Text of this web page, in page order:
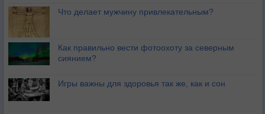
Что делает мужчину привлекательным?
Как правильно вести фотоохоту за северным
сиянием?
Игры важны для здоровья так же, как и сон